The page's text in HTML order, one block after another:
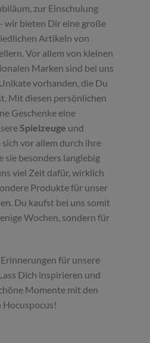
zur Einschulung
wir bieten Dir eine große
Artikeln von
Vor allem von kleinen
Marken sind bei uns
vorhanden, die Du
Mit diesen persönlichen
Geschenke eine
Spielzeuge und
sich vor allem durch ihre
sie besonders langlebig
viel Zeit dafür, wirklich
Produkte für unser
Du kaufst bei uns somit
Wochen, sondern für
für unsere
Dich inspirieren und
Momente mit den